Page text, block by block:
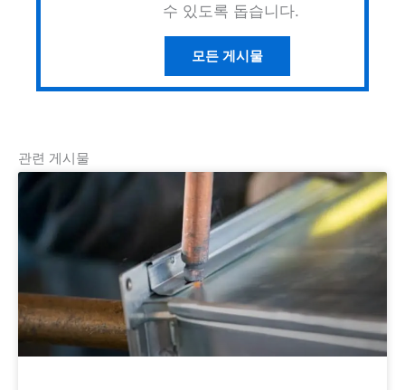
수 있도록 돕습니다.
모든 게시물
관련 게시물